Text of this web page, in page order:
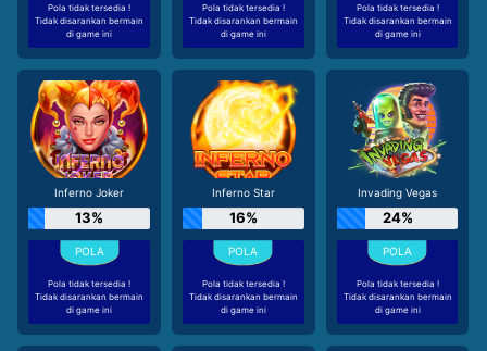
Pola tidak tersedia !
Tidak disarankan bermain
di game ini
Pola tidak tersedia !
Tidak disarankan bermain
di game ini
Pola tidak tersedia !
Tidak disarankan bermain
di game ini
Inferno Joker
13%
Pola tidak tersedia !
Tidak disarankan bermain
di game ini
Inferno Star
16%
Pola tidak tersedia !
Tidak disarankan bermain
di game ini
Invading Vegas
24%
Pola tidak tersedia !
Tidak disarankan bermain
di game ini